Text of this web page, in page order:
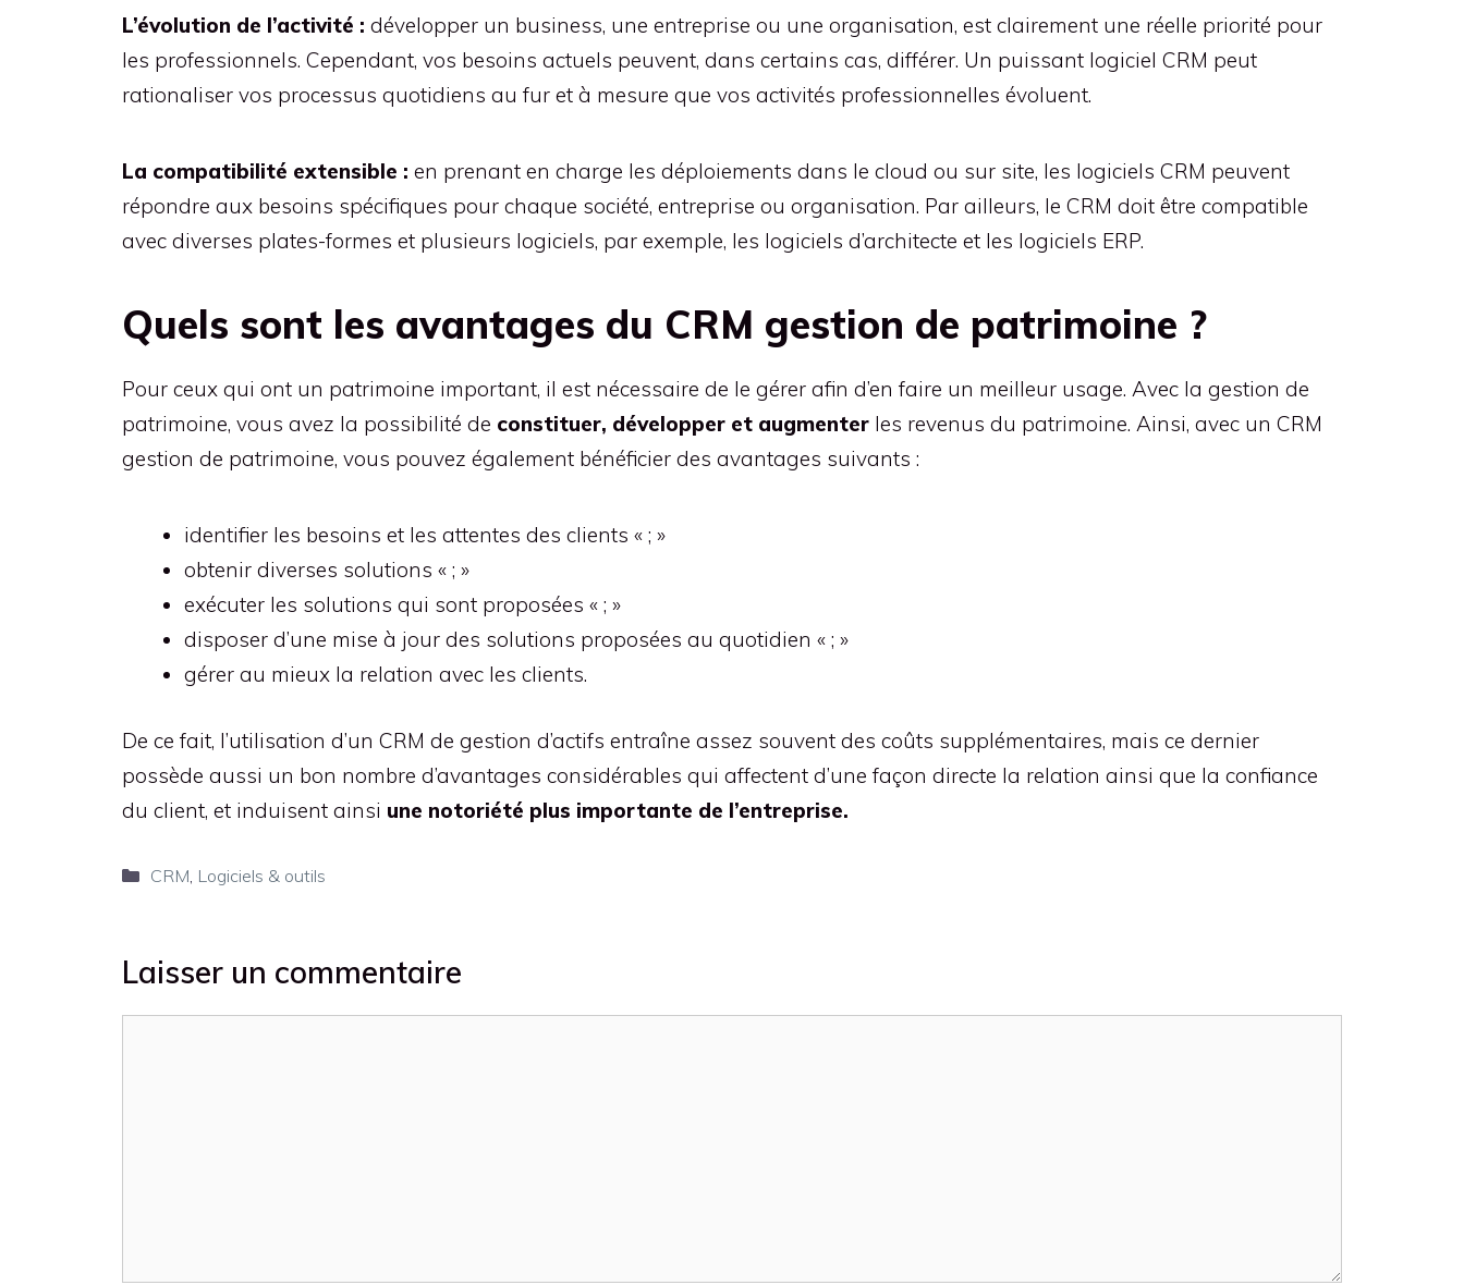
L’évolution de l’activité : développer un business, une entreprise ou une organisation, est clairement une réelle priorité pour
les professionnels. Cependant, vos besoins actuels peuvent, dans certains cas, différer. Un puissant logiciel CRM peut
rationaliser vos processus quotidiens au fur et à mesure que vos activités professionnelles évoluent.
La compatibilité extensible : en prenant en charge les déploiements dans le cloud ou sur site, les logiciels CRM peuvent
répondre aux besoins spécifiques pour chaque société, entreprise ou organisation. Par ailleurs, le CRM doit être compatible
avec diverses plates-formes et plusieurs logiciels, par exemple, les logiciels d’architecte et les logiciels ERP.
Quels sont les avantages du CRM gestion de patrimoine ?
Pour ceux qui ont un patrimoine important, il est nécessaire de le gérer afin d’en faire un meilleur usage. Avec la gestion de
patrimoine, vous avez la possibilité de constituer, développer et augmenter les revenus du patrimoine. Ainsi, avec un CRM
gestion de patrimoine, vous pouvez également bénéficier des avantages suivants :
identifier les besoins et les attentes des clients « ; »
obtenir diverses solutions « ; »
exécuter les solutions qui sont proposées « ; »
disposer d’une mise à jour des solutions proposées au quotidien « ; »
gérer au mieux la relation avec les clients.
De ce fait, l’utilisation d’un CRM de gestion d’actifs entraîne assez souvent des coûts supplémentaires, mais ce dernier
possède aussi un bon nombre d’avantages considérables qui affectent d’une façon directe la relation ainsi que la confiance
du client, et induisent ainsi une notoriété plus importante de l’entreprise.
Catégories
CRM Logiciels & outils
Laisser un commentaire